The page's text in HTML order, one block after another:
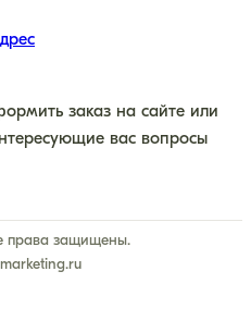
заказ на сайте или
вас вопросы
права защищены.